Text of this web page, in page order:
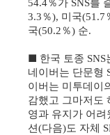
54.4％가 SNS를
3.3 ％), 미국(51.7
국(50.2 ％) 순.
■ 한국 토종 SNS
네이버는 단문형
이버는 미투데이
감했고 그마저도
영과 유지가 어려
션(다음)도 자체